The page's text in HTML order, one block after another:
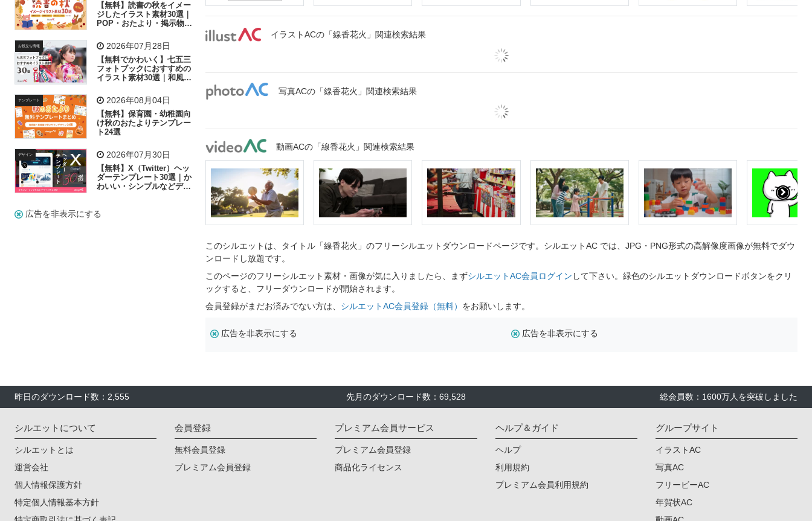
歩く 工場 会社 太陽 キラキラ
子供 作業員 葉 相談 ピクトグラム
【無料】読書の秋をイメー
ジしたイラスト素材30選｜
POP・おたより・掲示物に
お役立ち情報 2026年07月28日
【無料でかわいく】七五三
フォトブックにおすすめの
イラスト素材30選｜和風の
テンプレート 2026年08月04日
【無料】保育園・幼稚園向
け秋のおたよりテンプレー
ト24選
デザイン 2026年07月30日
【無料】X（Twitter）ヘッ
ダーテンプレート30選｜か
わいい・シンプルなどデザ
広告を非表示にする
イラストACの「線香花火」関連検索結果
写真ACの「線香花火」関連検索結果
動画ACの「線香花火」関連検索結果
このシルエットは、タイトル「線香花火」のフリーシルエットダウンロードページです。シルエットAC では、JPG・PNG形式の高解像度画像が無料でダウ
ンロードし放題です。
このページのフリーシルエット素材・画像が気に入りましたら、まずシルエットAC会員ログイン して下さい。緑色のシルエットダウンロードボタンをクリ
ックすると、フリーダウンロードが開始されます。
会員登録がまだお済みでない方は、 シルエットAC会員登録（無料） をお願いします。
広告を非表示にする 広告を非表示にする
昨日のダウンロード数：2,555 先月のダウンロード数：69,528 総会員数：1600万人を突破しました
シルエットについて
シルエットとは
運営会社
個人情報保護方針
特定個人情報基本方針
会員登録
無料会員登録
プレミアム会員登録
プレミアム会員サービス
プレミアム会員登録
商品化ライセンス
ヘルプ＆ガイド
ヘルプ
利用規約
プレミアム会員利用規約
グループサイト
イラストAC
写真AC
フリービーAC
年賀状AC